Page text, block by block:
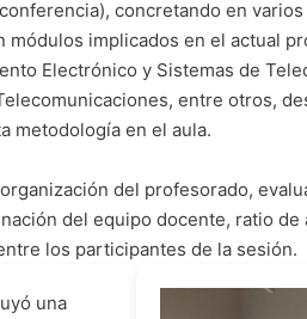
concretando en
implicados en el actual
Electrónico y Sistemas de
entre otros,
metodología en el aula.
del profesorado,
del equipo docente, ratio
los participantes de la sesión.
una